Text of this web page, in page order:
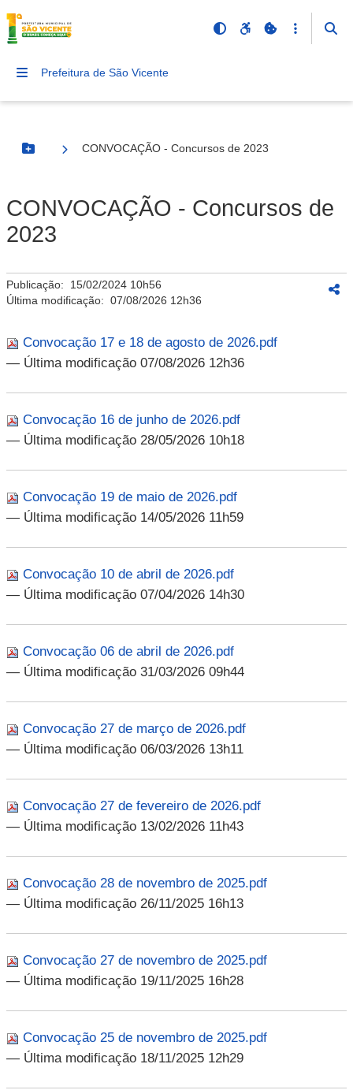
Prefeitura de São Vicente
Botão Menu
CONVOCAÇÃO - Concursos de 2023
CONVOCAÇÃO - Concursos de
2023
Publicação: 15/02/2024 10h56
Última modificação: 07/08/2026 12h36
Convocação 17 e 18 de agosto de 2026.pdf
— Última modificação 07/08/2026 12h36
Convocação 16 de junho de 2026.pdf
— Última modificação 28/05/2026 10h18
Convocação 19 de maio de 2026.pdf
— Última modificação 14/05/2026 11h59
Convocação 10 de abril de 2026.pdf
— Última modificação 07/04/2026 14h30
Convocação 06 de abril de 2026.pdf
— Última modificação 31/03/2026 09h44
Convocação 27 de março de 2026.pdf
— Última modificação 06/03/2026 13h11
Convocação 27 de fevereiro de 2026.pdf
— Última modificação 13/02/2026 11h43
Convocação 28 de novembro de 2025.pdf
— Última modificação 26/11/2025 16h13
Convocação 27 de novembro de 2025.pdf
— Última modificação 19/11/2025 16h28
Convocação 25 de novembro de 2025.pdf
— Última modificação 18/11/2025 12h29